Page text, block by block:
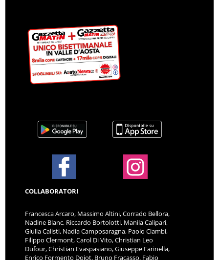
COLLABORATORI
Francesca Arcaro, Massimo Altini, Corrado Bellora,
Nadine Blanc, Riccardo Bortolotti, Manila Calipari,
Giulia Calisti, Nadia Camposaragna, Paolo Ciambi,
Filippo Clermont, Carol Di Vito, Christian Leo
Dufour, Christian Evaspasiano, Giuseppe Farinella,
Enrico Formento Dojot, Bruno Fracasso, Fabio